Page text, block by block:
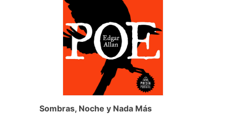
Sombras, Noche y Nada Más